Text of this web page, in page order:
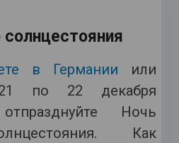
солнцестояния
в Германии или
по 22 декабря
Ночь
Как